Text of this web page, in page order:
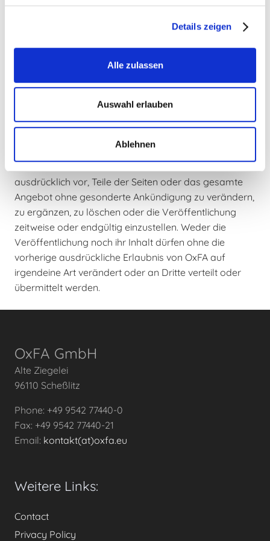
Details zeigen
Alle zulassen
Auswahl erlauben
Ablehnen
Haftungsansprüche gegen den Autor, welche sich auf
Schäden materieller oder ideeller Art beziehen, die
durch die Nutzung oder Nichtnutzung der
fehlerhafter und unvollständiger Informationen
verursacht wurden, sind grundsätzlich
ausgeschlossen, sofern seitens OxFA kein nachweislich
vorliegt. Alle Angebote sind freibleibend und
ausdrücklich vor, Teile der Seiten oder das gesamte
Angebot ohne gesonderte Ankündigung zu verändern,
zu ergänzen, zu löschen oder die Veröffentlichung
zeitweise oder endgültig einzustellen. Weder die
Veröffentlichung noch ihr Inhalt dürfen ohne die
vorherige ausdrückliche Erlaubnis von OxFA auf
irgendeine Art verändert oder an Dritte verteilt oder
übermittelt werden.
OxFA GmbH
Alte Ziegelei
96110 Scheßlitz
Phone: +49 9542 77440-0
Fax: +49 9542 77440-21
Email: kontakt(at)oxfa.eu
Weitere Links:
Contact
Privacy Policy